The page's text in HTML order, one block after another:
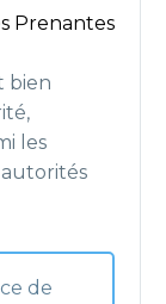
Prenantes
bien
les
autorités
de